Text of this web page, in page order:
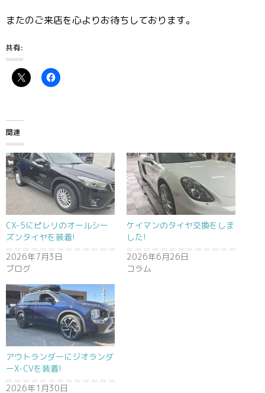
またのご来店を心よりお待ちしております。
共有:
関連
CX-5にピレリのオールシー
ズンタイヤを装着!
2026年7月3日
ブログ
ケイマンのタイヤ交換をしま
した!
2026年6月26日
コラム
アウトランダーにジオランダ
ーX-CVを装着!
2026年1月30日